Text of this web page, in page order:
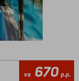
va 670 p.p.